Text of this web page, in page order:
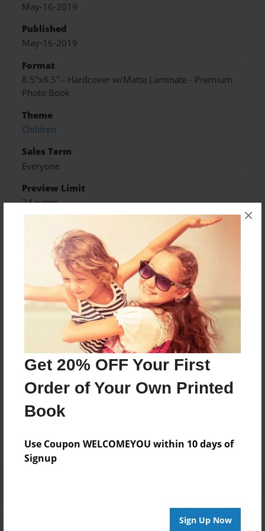
Get 20% OFF Your First
Order of Your Own Printed
Book
Use Coupon WELCOMEYOU within 10 days of
Signup
Sign Up Now
×
May-16-2019
Published
May-16-2019
Format
8.5"x8.5" - Hardcover w/Matte Laminate - Premium
Photo Book
Theme
Children
Sales Term
Everyone
Preview Limit
24 pages
About Author
Luis Mario Felix
Joined: May-24-2015
Luis Mario es un escritor primerizo que se prepara a
para tener a su primer hija.